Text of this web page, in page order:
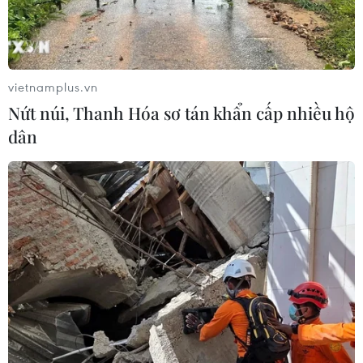
05/08/2026 06:41
Afghanistan đối mặt khủng hoảng
lương thực nghiêm trọng do thiếu
hụt viện trợ
05/08/2026 06:41
Tổng thống Hàn Quốc nhấn mạnh
duy trì hòa bình trên bán đảo Triều
Tiên
05/08/2026 05:58
Nhật Bản thúc đẩy phát triển lò phản
ứng modul cỡ nhỏ
05/08/2026 04:59
vietnamplus.vn
Nứt núi, Thanh Hóa sơ tán khẩn cấp nhiều hộ
dân